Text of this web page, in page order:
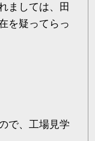
ましては、田
を疑ってらっ
で、工場見学